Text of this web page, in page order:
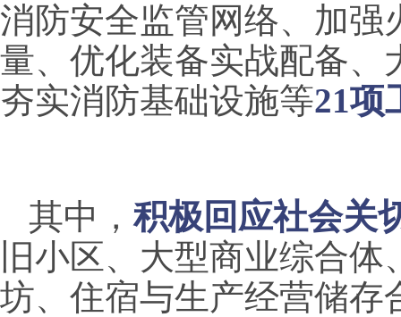
消防安全监管网络、加强
量、优化装备实战配备、
夯实消防基础设施等21项
其中，积极回应社会关
旧小区、大型商业综合
坊、住宿与生产经营储存